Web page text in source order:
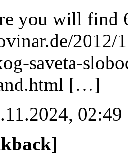
you will find
2012/
saveta-
[…]
02:49